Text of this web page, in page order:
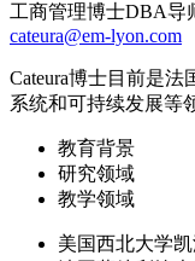
工商管理博士DBA导
cateura@em-lyon.com
Cateura博士目前是
系统和可持续发展等
教育背景
研究领域
教学领域
美国西北大学